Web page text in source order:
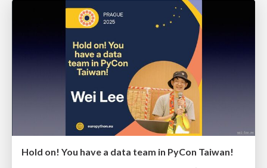
Hold on! You have a data team in PyCon Taiwan!